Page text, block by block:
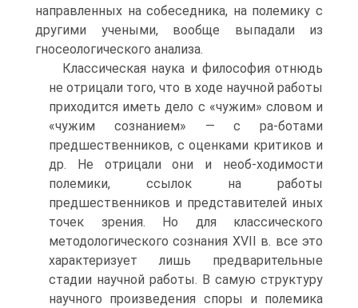
направленных на собеседника, на полемику с
другими учеными, вообще выпадали из
гносеологического анализа.
Классическая наука и философия отнюдь
не отрицали того, что в ходе научной работы
приходится иметь дело с «чужим» словом и
«чужим сознанием» — с ра-ботами
предшественников, с оценками критиков и
др. Не отрицали они и необ-ходимости
полемики, ссылок на работы
предшественников и представителей иных
точек зрения. Но для классического
методологического сознания XVII в. все это
характеризует лишь предварительные
стадии научной работы. В самую структуру
научного произведения споры и полемика